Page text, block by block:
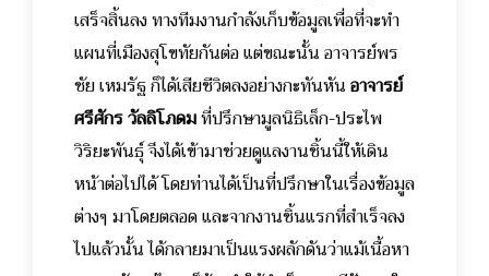
เสร็จสิ้นลง ทางทีมงานกำลังเก็บข้อมูลเพื่อที่จะทำ
แผนที่เมืองสุโขทัยกันต่อ แต่ขณะนั้น อาจารย์พร
ชัย เหมรัฐ ก็ได้เสียชีวิตลงอย่างกะทันหันอาจารย์
ศรีศักร วัลลิโภดมที่ปรึกษามูลนิธิเล็ก-ประไพ
วิริยะพันธุ์ จึงได้เข้ามาช่วยดูแลงานชิ้นนี้ให้เดิน
หน้าต่อไปได้ โดยท่านได้เป็นที่ปรึกษาในเรื่องข้อมูล
ต่างๆ มาโดยตลอด และจากงานชิ้นแรกที่สำเร็จลง
ไปแล้วนั้น ได้กลายมาเป็นแรงผลักดันว่าแม้เนื้อหา